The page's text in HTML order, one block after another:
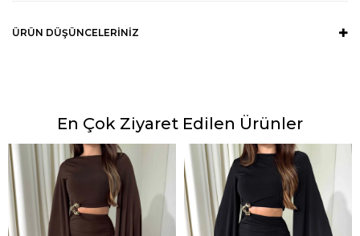
ÜRÜN DÜŞÜNCELERINIZ
En Çok Ziyaret Edilen Ürünler